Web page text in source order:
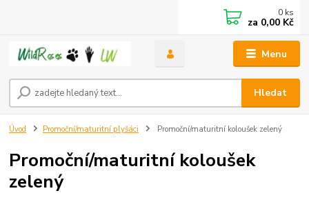
Menu
Hledat
0 ks
za 0,00 Kč
Úvod Promoční/maturitní plyšáci Promoční/maturitní koloušek zelený
Promoční/maturitní koloušek
zelený